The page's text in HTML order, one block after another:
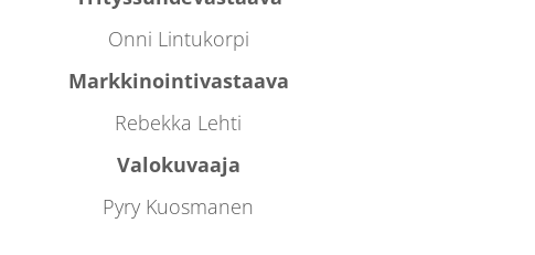
Onni Lintukorpi
Markkinointivastaava
Rebekka Lehti
Valokuvaaja
Pyry Kuosmanen